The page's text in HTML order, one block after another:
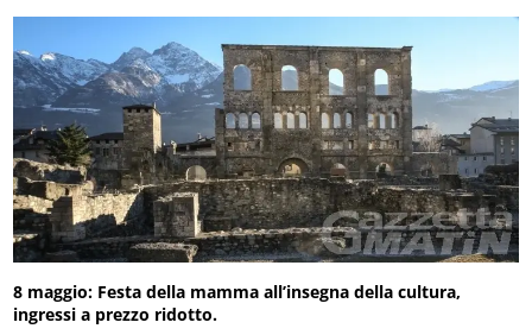
8 maggio: Festa della mamma all’insegna della cultura,
ingressi a prezzo ridotto.